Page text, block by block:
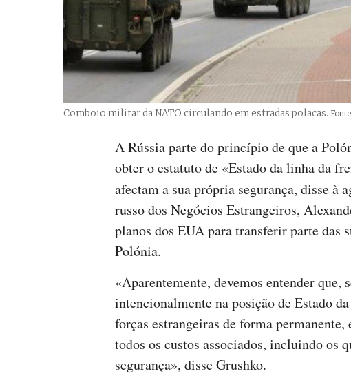
Comboio militar da NATO circulando em estradas polacas.
A Rússia parte do princípio de que a
obter o estatuto de «Estado da linha da
afectam a sua própria segurança, disse à
russo dos Negócios Estrangeiros,
planos dos EUA para transferir parte das
Polónia.
«Aparentemente, devemos entender que,
intencionalmente na posição de Estado
forças estrangeiras de forma permanente,
todos os custos associados, incluindo os
segurança», disse Grushko.